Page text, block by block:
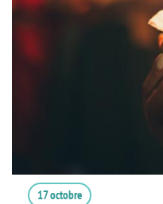
17 octobre